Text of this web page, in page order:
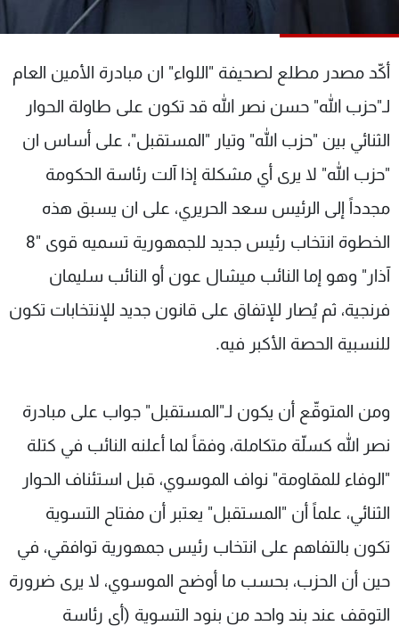
أكّد مصدر مطلع لصحيفة "اللواء" ان مبادرة الأمين العام
لـ"حزب الله" حسن نصر الله قد تكون على طاولة الحوار
الثنائي بين "حزب الله" وتيار "المستقبل"، على أساس ان
"حزب الله" لا يرى أي مشكلة إذا آلت رئاسة الحكومة
مجدداً إلى الرئيس سعد الحريري، على ان يسبق هذه
الخطوة انتخاب رئيس جديد للجمهورية تسميه قوى "8
آذار" وهو إما النائب ميشال عون أو النائب سليمان
فرنجية، ثم يُصار للإتفاق على قانون جديد للإنتخابات تكون
للنسبية الحصة الأكبر فيه.
ومن المتوقّع أن يكون لـ"المستقبل" جواب على مبادرة
نصر الله كسلّة متكاملة، وفقاً لما أعلنه النائب في كتلة
"الوفاء للمقاومة" نواف الموسوي، قبل استئناف الحوار
الثنائي، علماً أن "المستقبل" يعتبر أن مفتاح التسوية
تكون بالتفاهم على انتخاب رئيس جمهورية توافقي، في
حين أن الحزب، بحسب ما أوضح الموسوي، لا يرى ضرورة
التوقف عند بند واحد من بنود التسوية (أي رئاسة
عن MTV
الإنـتـاج
لاعلاناتكم
وظائف
تواصل معنا
شروط الإسـتخدام